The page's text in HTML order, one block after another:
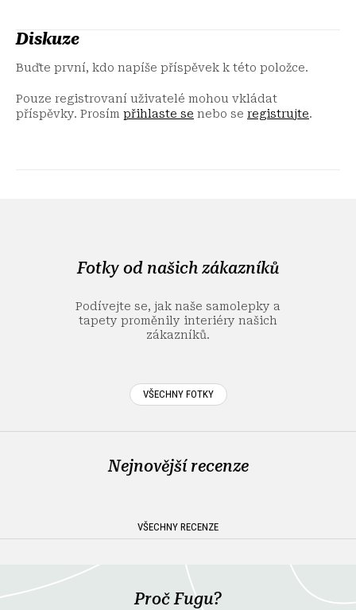
Diskuze
Buďte první, kdo napíše příspěvek k této položce.
Pouze registrovaní uživatelé mohou vkládat
příspěvky. Prosím přihlaste se nebo se registrujte.
Fotky od našich zákazníků
Podívejte se, jak naše samolepky a
tapety proměnily interiéry našich
zákazníků.
VŠECHNY FOTKY
Nejnovější recenze
VŠECHNY RECENZE
Proč Fugu?